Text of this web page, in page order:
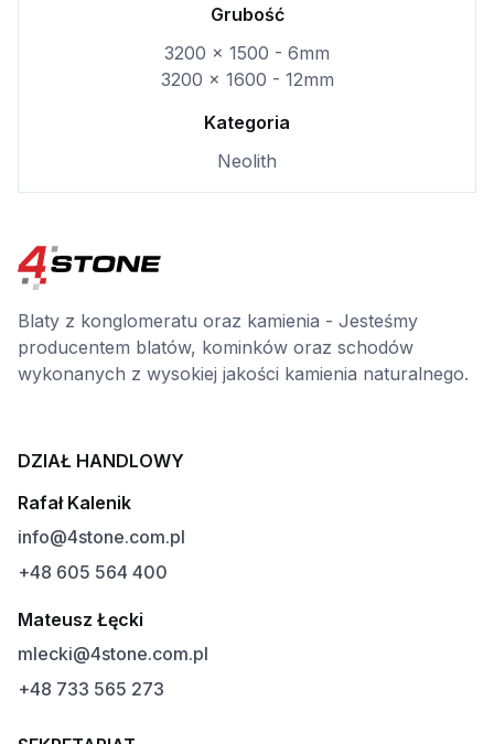
Grubość
3200 x 1500 - 6mm
3200 x 1600 - 12mm
Kategoria
Neolith
Blaty z konglomeratu oraz kamienia - Jesteśmy
producentem blatów, kominków oraz schodów
wykonanych z wysokiej jakości kamienia naturalnego.
DZIAŁ HANDLOWY
Rafał Kalenik
info@4stone.com.pl
+48 605 564 400
Mateusz Łęcki
mlecki@4stone.com.pl
+48 733 565 273